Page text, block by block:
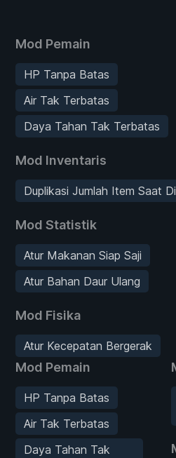
Mod Pemain
HP Tanpa Batas
Air Tak Terbatas
Daya Tahan Tak Terbatas
Mod Inventaris
Duplikasi Jumlah Item Saat
Mod Statistik
Atur Makanan Siap Saji
Atur Bahan Daur Ulang
Mod Fisika
Atur Kecepatan Bergerak
Mod Pemain
HP Tanpa Batas
Air Tak Terbatas
Daya Tahan Tak